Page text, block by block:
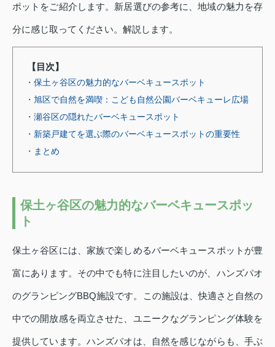
ポットをご紹介します。新居選びの参考に、地域の魅力を存
分に感じ取ってください。解説します。
【目次】
・保土ヶ谷区の魅力的なバーベキュースポット
・旭区で自然を満喫：こども自然公園バーベキューレ広場
・瀬谷区の隠れたバーベキュースポット
・新築戸建てを選ぶ際のバーベキュースポットの重要性
・まとめ
保土ヶ谷区の魅力的なバーベキュースポッ
ト
保土ヶ谷区には、家族で楽しめるバーベキュースポットが豊
富にあります。その中でも特に注目したいのが、ハンズパオ
のグランピングBBQ施設です。この施設は、快適さと自然の
中での開放感を両立させた、ユニークなグランピング体験を
提供しています。ハンズパオは、自然を感じながらも、手ぶ